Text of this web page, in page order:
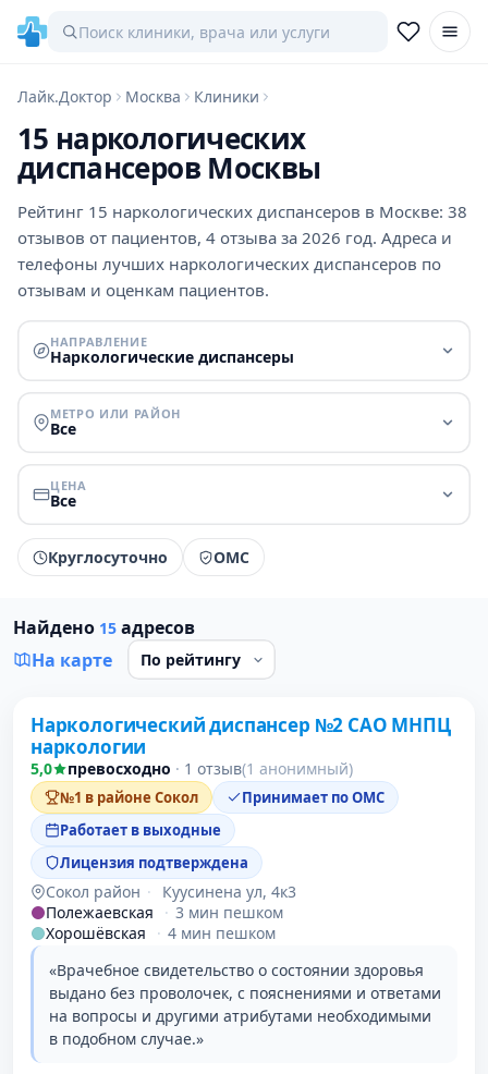
Лайк.Доктор Москва Клиники
15 наркологических
диспансеров Москвы
Рейтинг 15 наркологических диспансеров в Москве: 38
отзывов от пациентов, 4 отзыва за 2026 год. Адреса и
телефоны лучших наркологических диспансеров по
отзывам и оценкам пациентов.
НАПРАВЛЕНИЕ
Наркологические диспансеры
МЕТРО ИЛИ РАЙОН
Все
ЦЕНА
Все
Круглосуточно ОМС
Найдено 15 адресов
На карте
1 место в рейтинге
Наркологический диспансер №2 САО МНПЦ
наркологии
5,0 превосходно · 1 отзыв(1 анонимный)
№1 в районе Сокол
Принимает по ОМС
Работает в выходные
Лицензия подтверждена
Сокол район ·
Куусинена ул, 4к3
Полежаевская
· 3 мин пешком
Хорошёвская
· 4 мин пешком
«Врачебное свидетельство о состоянии здоровья
выдано без проволочек, с пояснениями и ответами
на вопросы и другими атрибутами необходимыми
в подобном случае.»